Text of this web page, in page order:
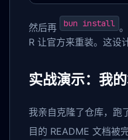
然后再 bun install
R 让官方来重装。这设
实战演示：我
我亲自克隆了仓库，跑
目的 README 文档被